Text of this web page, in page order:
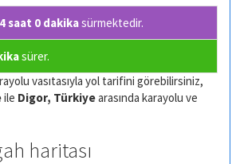
4 saat 0 dakikasürmektedir.
sürer.
vasıtasıyla yol tarifini görebilirsiniz,
ile Digor, Türkiyearasında karayolu ve
haritası